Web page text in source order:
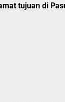
tujuan di